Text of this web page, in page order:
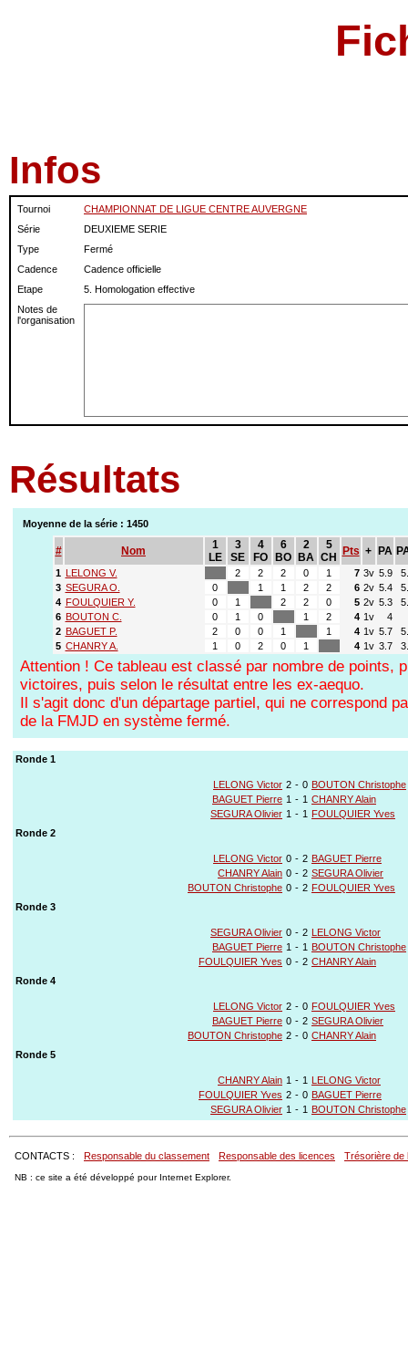
Infos
Tournoi
CHAMPIONNAT DE LIGUE CENTRE AUVERGNE
Série
DEUXIEME SERIE
Type
Fermé
Cadence
Cadence officielle
Etape
5. Homologation effective
Notes de
l'organisation
Résultats
Moyenne de la série : 1450
# Nom
1
LE
3
SE
4
FO
6
BO
2
BA
5
CH
Pts + PA
1 LELONG V. 2 2 2 0 1 7 3v 5.9
3 SEGURA O. 0 1 1 2 2 6 2v 5.4
4 FOULQUIER Y. 0 1 2 2 0 5 2v 5.3
6 BOUTON C. 0 1 0 1 2 4 1v
4
2 BAGUET P. 2 0 0 1 1 4 1v 5.7
5 CHANRY A. 1 0 2 0 1 4 1v 3.7
Attention ! Ce tableau est classé par nombre de points,
victoires, puis selon le résultat entre les ex-aequo.
Il s'agit donc d'un départage partiel, qui ne correspond
de la FMJD en système fermé.
Ronde 1
LELONG Victor 2 - 0 BOUTON Christophe
BAGUET Pierre 1 - 1 CHANRY Alain
SEGURA Olivier 1 - 1 FOULQUIER Yves
Ronde 2
LELONG Victor 0 - 2 BAGUET Pierre
CHANRY Alain 0 - 2 SEGURA Olivier
BOUTON Christophe 0 - 2 FOULQUIER Yves
Ronde 3
SEGURA Olivier 0 - 2 LELONG Victor
BAGUET Pierre 1 - 1 BOUTON Christophe
FOULQUIER Yves 0 - 2 CHANRY Alain
Ronde 4
LELONG Victor 2 - 0 FOULQUIER Yves
BAGUET Pierre 0 - 2 SEGURA Olivier
BOUTON Christophe 2 - 0 CHANRY Alain
Ronde 5
CHANRY Alain 1 - 1 LELONG Victor
FOULQUIER Yves 2 - 0 BAGUET Pierre
SEGURA Olivier 1 - 1 BOUTON Christophe
CONTACTS : Responsable du classement Responsable des licences Trésorière de
NB : ce site a été développé pour Internet Explorer.